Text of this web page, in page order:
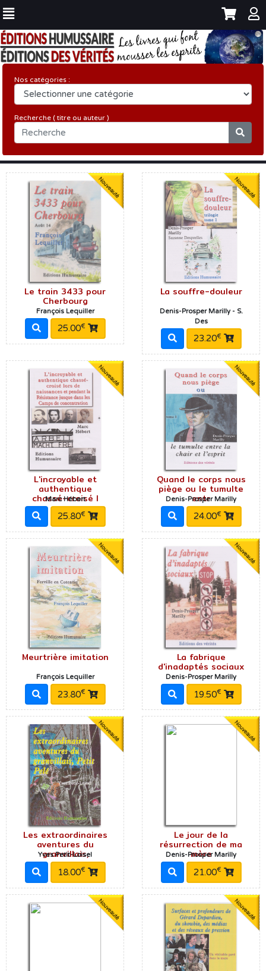
Nos catégories :
Recherche ( titre ou auteur )
Le train 3433 pour
Cherbourg
François Lequiller
25.00€
La souffre-douleur
Denis-Prosper Marilly - S.
Des
23.20€
L'incroyable et
authentique
chassé-croisé l
Marc Hébert
25.80€
Quand le corps nous
piège ou le tumulte
entr
Denis-Prosper Marilly
24.00€
Meurtrière imitation
François Lequiller
23.80€
La fabrique
d'inadaptés sociaux
Denis-Prosper Marilly
19.50€
Les extraordinaires
aventures du
granvillais,
Yves Petit-Loisel
18.00€
Le jour de la
résurrection de ma
mère
Denis-Prosper Marilly
21.00€